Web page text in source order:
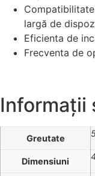
largă de
Eficienta de
Frecventa de
Informații
Greutate
Dimensiuni